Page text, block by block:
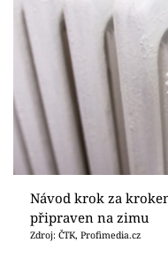
Design
Sledujte prima+
Přihlášení
Sledujte nás
Návod krok za
připraven na zimu
Zdroj: ČTK, Profimedia.cz